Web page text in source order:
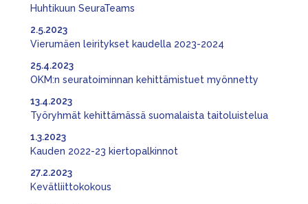
Huhtikuun SeuraTeams
Vierumäen leiritykset kaudella 2023-2024
2.5.2023
OKM:n seuratoiminnan kehittämistuet myönnetty
25.4.2023
Työryhmät kehittämässä suomalaista taitoluistelua
13.4.2023
Kauden 2022-23 kiertopalkinnot
1.3.2023
Kevätliittokokous
27.2.2023